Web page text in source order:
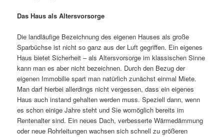
Das Haus als Altersvorsorge
Die landläufige Bezeichnung des eigenen Hauses als große
Sparbüchse ist nicht so ganz aus der Luft gegriffen. Ein eigenes
Haus bietet Sicherheit – als Altersvorsorge im klassischen Sinne
kann man es aber nicht bezeichnen. Durch den Bezug der
eigenen Immobilie spart man natürlich zunächst einmal Miete.
Man darf hierbei allerdings nicht vergessen, dass ein eigenes
Haus auch instand gehalten werden muss. Speziell dann, wenn
es schon einige Jahre steht und Sie womöglich bereits im
Rentenalter sind. Ein neues Dach, verbesserte Wärmedämmung
oder neue Rohrleitungen wachsen sich schnell zu größeren